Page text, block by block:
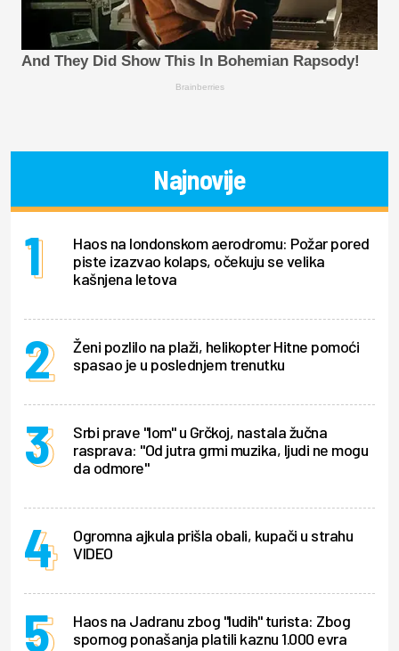
And They Did Show This In Bohemian Rapsody!
Brainberries
Najnovije
Haos na londonskom aerodromu: Požar pored
piste izazvao kolaps, očekuju se velika
kašnjena letova
Ženi pozlilo na plaži, helikopter Hitne pomoći
spasao je u poslednjem trenutku
Srbi prave "lom" u Grčkoj, nastala žučna
rasprava: "Od jutra grmi muzika, ljudi ne mogu
da odmore"
Ogromna ajkula prišla obali, kupači u strahu
VIDEO
Haos na Jadranu zbog "ludih" turista: Zbog
spornog ponašanja platili kaznu 1.000 evra